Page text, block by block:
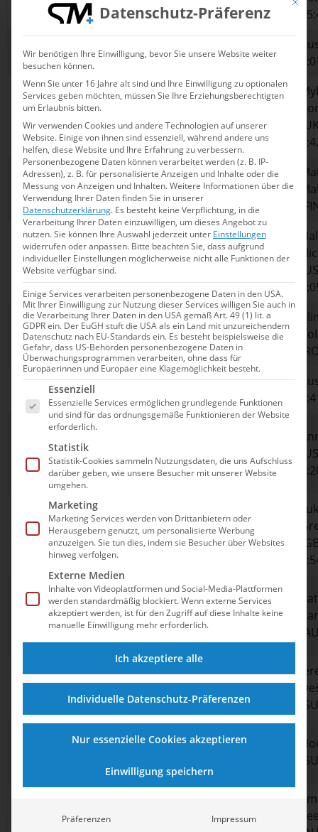
(USA) 15:37,34
(USA) 15:41,41
Freistil (m)
6:58.58 (ER)
7:01,81
800m Freistil
(m)
(USA) 7:41,87
Gregorio
7:42,11
200m Brust
(m)
Izaac Stubblety-
Cook (AUS)
2:06,38
Arno
Kamminga
(NED) 2:07,01
200m
Schmett. (w)
Yufei Zhang
(CHN) 2:03,86
Regan Smith
100m Freistil
(m)
Caeleb Dressel
(USA) 47,02
Kyle Chalmers
(USA) 47,08
4x200m
Freistil (w)
China 7:40,33
(WR)
200m Brust
(w)
(RSA) 2:18,95
(WR)
2:19,92
200m Rücken
Evgeny Rylov
(ROC) 1:53,27
Ryan Murphy
(USA) 1:54,15
100m Freistil
Emma McKeon
(AUS) 51,96
Siobhan
Bernadette
Haughey (HKG)
52,27
200m Lagen
Shun Wang
(CHN) 1:55,00
Duncan Scott
(GBR) 1:55,28
Caleb Dressel
(WR)
Kristof Milak
(ER)
200m Rücken
McKeown (AUS)
Kylie Masse
Datenschutz-Präferenz
Wir benötigen Ihre Einwilligung, bevor Sie unsere Website weiter
besuchen können.
Wenn Sie unter 16 Jahre alt sind und Ihre Einwilligung zu optionalen
Services geben möchten, müssen Sie Ihre Erziehungsberechtigten
um Erlaubnis bitten.
Wir verwenden Cookies und andere Technologien auf unserer
Website. Einige von ihnen sind essenziell, während andere uns
helfen, diese Website und Ihre Erfahrung zu verbessern.
Personenbezogene Daten können verarbeitet werden (z. B. IP-
Adressen), z. B. für personalisierte Anzeigen und Inhalte oder die
Messung von Anzeigen und Inhalten.Weitere Informationen über die
Verwendung Ihrer Daten finden Sie in unserer
Datenschutzerklärung. Es besteht keine Verpflichtung, in die
Verarbeitung Ihrer Daten einzuwilligen, um dieses Angebot zu
nutzen.Sie können Ihre Auswahl jederzeit unter Einstellungen
widerrufen oder anpassen. Bitte beachten Sie, dass aufgrund
individueller Einstellungen möglicherweise nicht alle Funktionen der
Website verfügbar sind.
Einige Services verarbeiten personenbezogene Daten in den USA.
Mit Ihrer Einwilligung zur Nutzung dieser Services willigen Sie auch in
die Verarbeitung Ihrer Daten in den USA gemäß Art. 49 (1) lit. a
GDPR ein. Der EuGH stuft die USA als ein Land mit unzureichendem
Datenschutz nach EU-Standards ein. Es besteht beispielsweise die
Gefahr, dass US-Behörden personenbezogene Daten in
Überwachungsprogrammen verarbeiten, ohne dass für
Europäerinnen und Europäer eine Klagemöglichkeit besteht.
Es folgt eine Liste der Service-Gruppen, für die
Essenziell
Essenzielle Services ermöglichen grundlegende Funktionen
und sind für das ordnungsgemäße Funktionieren der Website
erforderlich.
Statistik
Statistik-Cookies sammeln Nutzungsdaten, die uns Aufschluss
darüber geben, wie unsere Besucher mit unserer Website
umgehen.
Marketing
Marketing Services werden von Drittanbietern oder
Herausgebern genutzt, um personalisierte Werbung
anzuzeigen. Sie tun dies, indem sie Besucher über Websites
hinweg verfolgen.
Externe Medien
Inhalte von Videoplattformen und Social-Media-Plattformen
werden standardmäßig blockiert. Wenn externe Services
akzeptiert werden, ist für den Zugriff auf diese Inhalte keine
manuelle Einwilligung mehr erforderlich.
Ich akzeptiere alle
Individuelle Datenschutz-Präferenzen
Nur essenzielle Cookies akzeptieren
Einwilligung speichern
Präferenzen Impressum